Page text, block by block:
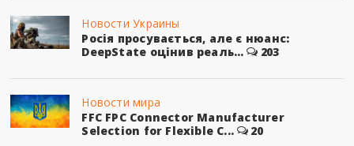
Новости Украины
Росія просувається, але є нюанс:
DeepState оцінив реаль...
203
Новости мира
FFC FPC Connector Manufacturer
Selection for Flexible C...
20